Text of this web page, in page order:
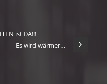
ist DA!!!
Es wird wärmer…